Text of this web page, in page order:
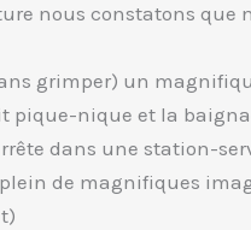
nous constatons que
grimper) un
pique-nique et la
dans une station-
de magnifiques